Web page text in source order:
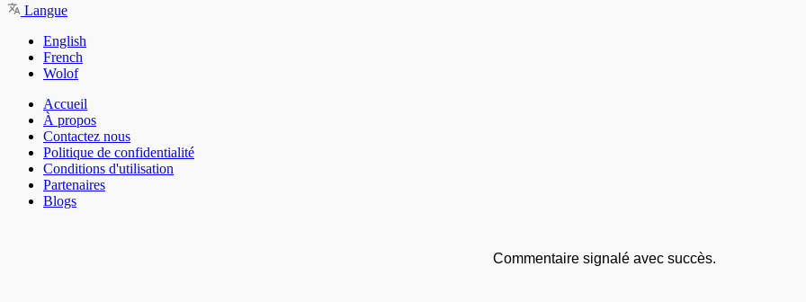
Langue
English
French
Wolof
Accueil
À propos
Contactez nous
Politique de confidentialité
Conditions d'utilisation
Partenaires
Blogs
Commentaire signalé avec succès.